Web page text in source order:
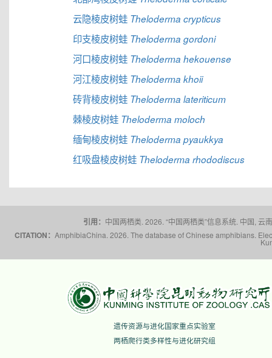
云隐棱皮树蛙 Theloderma crypticus
印支棱皮树蛙 Theloderma gordoni
河口棱皮树蛙 Theloderma hekouense
河江棱皮树蛙 Theloderma khoii
砖背棱皮树蛙 Theloderma lateriticum
棘棱皮树蛙 Theloderma moloch
缅甸棱皮树蛙 Theloderma pyaukkya
红吸盘棱皮树蛙 Theloderma rhododiscus
引用： 中国两栖类. 2026. “中国两栖类”信息系统. 中国,
CITATION： AmphibiaChina. 2026. The database of Chinese amphibians.
遗传资源与进化国家重点实验室
两栖爬行类多样性与进化研究组